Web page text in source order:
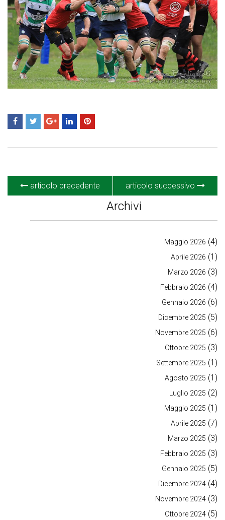
articolo precedente articolo successivo
Archivi
Maggio 2026 (4)
Aprile 2026 (1)
Marzo 2026 (3)
Febbraio 2026 (4)
Gennaio 2026 (6)
Dicembre 2025 (5)
Novembre 2025 (6)
Ottobre 2025 (3)
Settembre 2025 (1)
Agosto 2025 (1)
Luglio 2025 (2)
Maggio 2025 (1)
Aprile 2025 (7)
Marzo 2025 (3)
Febbraio 2025 (3)
Gennaio 2025 (5)
Dicembre 2024 (4)
Novembre 2024 (3)
Ottobre 2024 (5)